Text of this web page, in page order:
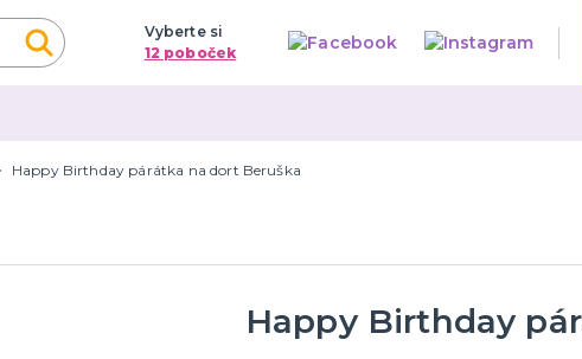
Vyberte si
12 poboček
Happy Birthday párátka na dort Beruška
Happy Birthday